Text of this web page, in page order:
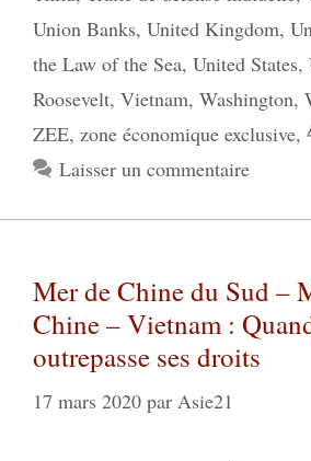
Union Banks, United Kingdom,
the Law of the Sea, United States,
Roosevelt, Vietnam, Washington,
ZEE, zone économique exclusive,
Laisser un commentaire
Mer de Chine du Sud –
Chine – Vietnam :
outrepasse ses droits
17 mars 2020 par Asie21